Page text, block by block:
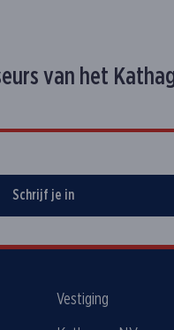
van het
Schrijf je in
Vestiging